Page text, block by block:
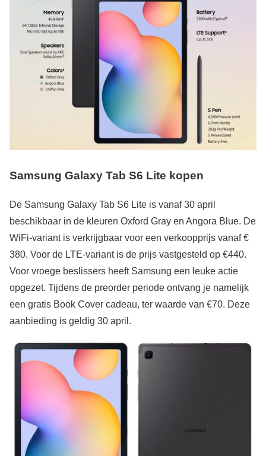
Samsung Galaxy Tab S6 Lite kopen
De Samsung Galaxy Tab S6 Lite is vanaf 30 april
beschikbaar in de kleuren Oxford Gray en Angora Blue. De
WiFi-variant is verkrijgbaar voor een verkoopprijs vanaf €
380. Voor de LTE-variant is de prijs vastgesteld op €440.
Voor vroege beslissers heeft Samsung een leuke actie
opgezet. Tijdens de preorder periode ontvang je namelijk
een gratis Book Cover cadeau, ter waarde van €70. Deze
aanbieding is geldig 30 april.